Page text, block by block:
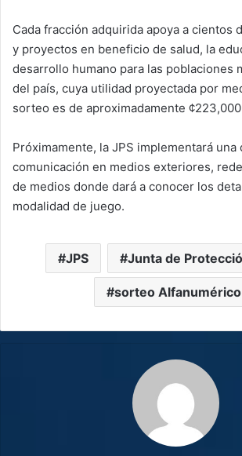
Cada fracción adquirida apoya a cientos
y proyectos en beneficio de salud, la
desarrollo humano para las poblaciones
del país, cuya utilidad proyectada por
sorteo es de aproximadamente
Próximamente, la JPS implementará una
comunicación en medios exteriores,
de medios donde dará a conocer los
modalidad de juego.
JPS Junta de
sorteo Alfanumérico